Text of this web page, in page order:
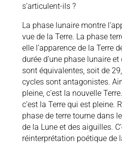
s’articulent-ils ?
La phase lunaire montre
vue de la Terre. La phase
elle l’apparence de la Terre
durée d’une phase lunaire et
sont équivalentes, soit de
cycles sont antagonistes.
pleine, c’est la nouvelle
c’est la Terre qui est pleine.
phase de terre tourne dans
de la Lune et des aiguilles.
réinterprétation poétique de